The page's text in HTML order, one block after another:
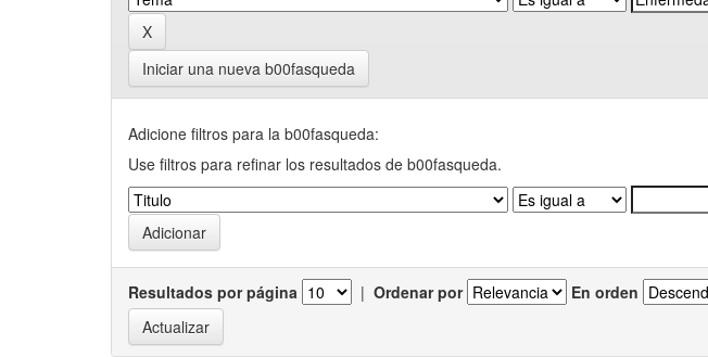
Iniciar una nueva b00fasqueda
Adicione filtros para la b00fasqueda:
Use filtros para refinar los resultados de b00fasqueda.
Resultados por página | Ordenar por En orden